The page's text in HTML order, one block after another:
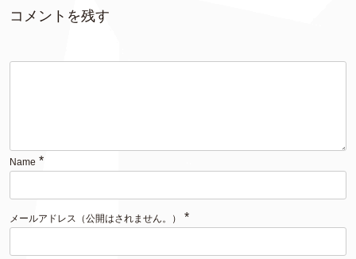
コメントを残す
Name *
メールアドレス（公開はされません。） *